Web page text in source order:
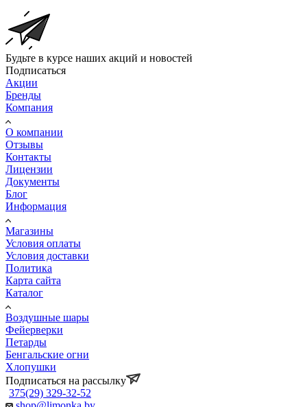
Будьте в курсе наших акций и новостей
Подписаться
Акции
Бренды
Компания
О компании
Отзывы
Контакты
Лицензии
Документы
Блог
Информация
Магазины
Условия оплаты
Условия доставки
Политика
Карта сайта
Каталог
Воздушные шары
Фейерверки
Петарды
Бенгальские огни
Хлопушки
Подписаться на рассылку
375(29) 329-32-52